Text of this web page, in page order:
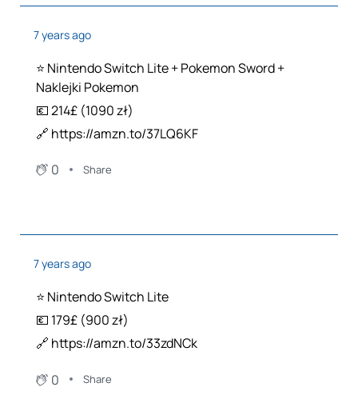
7 years ago
⭐️ Nintendo Switch Lite + Pokemon Sword +
Naklejki Pokemon
💶 214£ (1090 zł)
🔗 https://amzn.to/37LQ6KF
0 Share
7 years ago
⭐️ Nintendo Switch Lite
💶 179£ (900 zł)
🔗 https://amzn.to/33zdNCk
0 Share